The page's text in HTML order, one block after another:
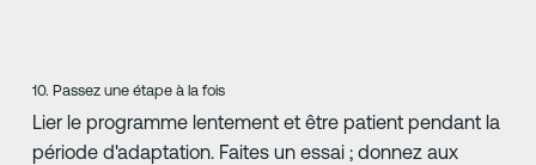
10. Passez une étape à la fois
Lier le programme lentement et être patient pendant la
période d'adaptation. Faites un essai ; donnez aux